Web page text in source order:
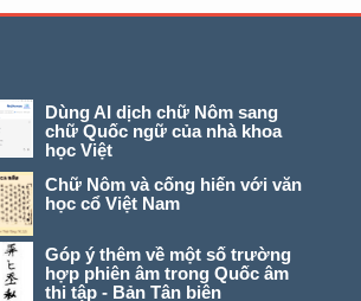
Dùng AI dịch chữ Nôm sang
chữ Quốc ngữ của nhà khoa
học Việt
Chữ Nôm và cống hiến với văn
học cổ Việt Nam
Góp ý thêm về một số trường
hợp phiên âm trong Quốc âm
thi tập - Bản Tân biên